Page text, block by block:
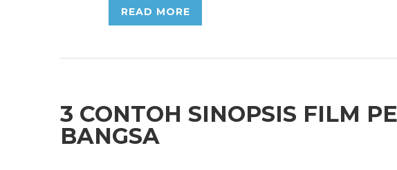
READ MORE
3 CONTOH SINOPSIS FILM
BANGSA